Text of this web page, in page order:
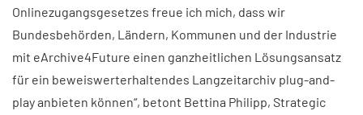
Onlinezugangsgesetzes freue ich mich, dass wir
Bundesbehörden, Ländern, Kommunen und der Industrie
mit eArchive4Future einen ganzheitlichen Lösungsansatz
für ein beweiswerterhaltendes Langzeitarchiv plug-and-
play anbieten können“, betont Bettina Philipp, Strategic